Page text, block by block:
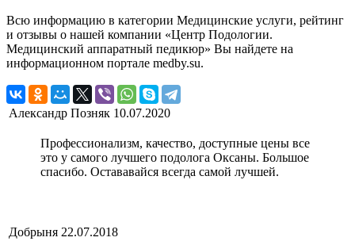
Всю информацию в категории Медицинские услуги, рейтинг
и отзывы о нашей компании «Центр Подологии.
Медицинский аппаратный педикюр» Вы найдете на
информационном портале medby.su.
Александр Позняк 10.07.2020
Профессионализм, качество, доступные цены все
это у самого лучшего подолога Оксаны. Большое
спасибо. Остававайся всегда самой лучшей.
Добрыня 22.07.2018